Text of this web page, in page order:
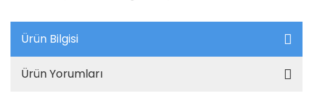
Ürün Bilgisi
Ürün Yorumları